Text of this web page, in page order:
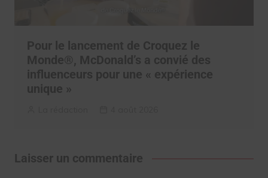
Pour le lancement de Croquez le
Monde®, McDonald’s a convié des
influenceurs pour une « expérience
unique »
Laisser un commentaire